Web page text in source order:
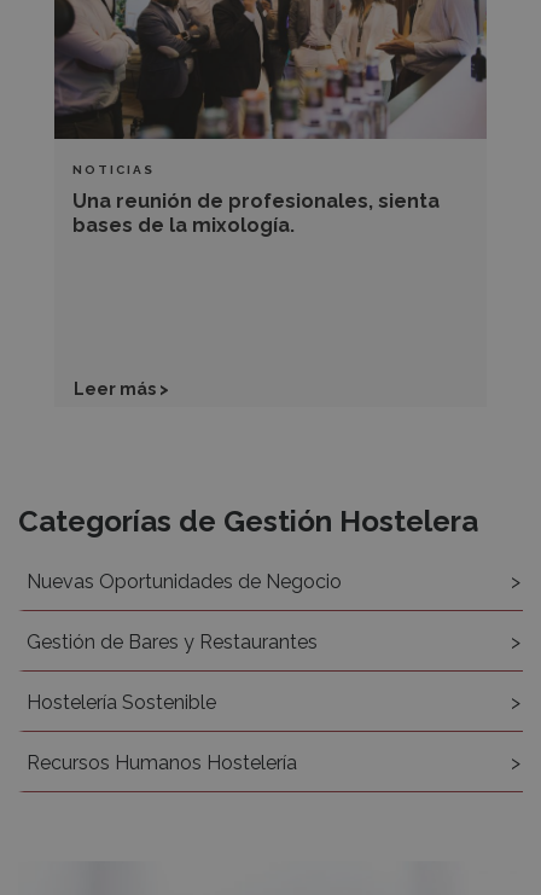
NOTICIAS
Una reunión de profesionales, sienta
bases de la mixología.
bases
de
la
mixología.
Leer más >
Recursos
Categorías de Gestión Hostelera
Nuevas Oportunidades de Negocio
Gestión de Bares y Restaurantes
Hostelería Sostenible
Recursos Humanos Hostelería